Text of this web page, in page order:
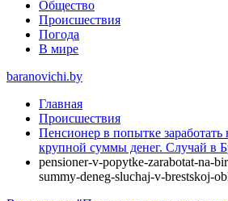
Общество
Происшествия
Погода
В мире
baranovichi.by
Главная
Происшествия
Пенсионер в попытке
крупной суммы денег. Случай в
pensioner-v-popytke-zarabotat-na-
summy-deneg-sluchaj-v-brestskoj-